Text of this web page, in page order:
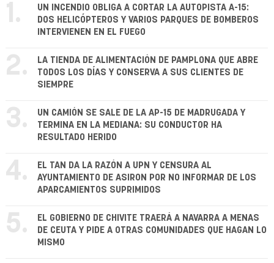
1.
UN INCENDIO OBLIGA A CORTAR LA AUTOPISTA A-15:
DOS HELICÓPTEROS Y VARIOS PARQUES DE BOMBEROS
INTERVIENEN EN EL FUEGO
2.
LA TIENDA DE ALIMENTACIÓN DE PAMPLONA QUE ABRE
TODOS LOS DÍAS Y CONSERVA A SUS CLIENTES DE
SIEMPRE
3.
UN CAMIÓN SE SALE DE LA AP-15 DE MADRUGADA Y
TERMINA EN LA MEDIANA: SU CONDUCTOR HA
RESULTADO HERIDO
4.
EL TAN DA LA RAZÓN A UPN Y CENSURA AL
AYUNTAMIENTO DE ASIRON POR NO INFORMAR DE LOS
APARCAMIENTOS SUPRIMIDOS
5.
EL GOBIERNO DE CHIVITE TRAERÁ A NAVARRA A MENAS
DE CEUTA Y PIDE A OTRAS COMUNIDADES QUE HAGAN LO
MISMO